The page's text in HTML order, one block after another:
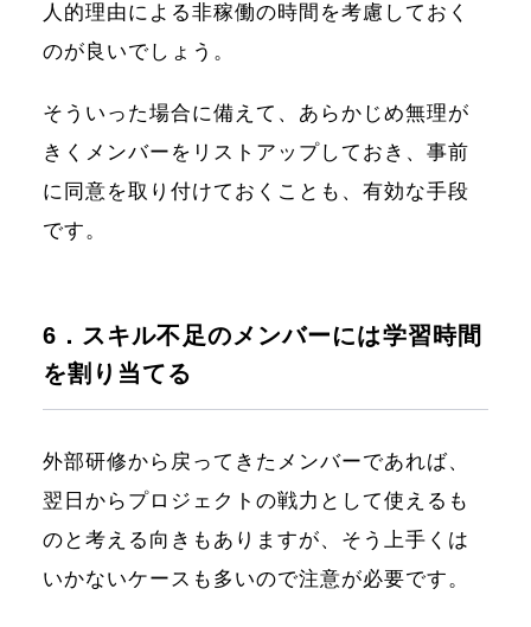
人的理由による非稼働の時間を考慮しておく
のが良いでしょう。
そういった場合に備えて、あらかじめ無理が
きくメンバーをリストアップしておき、事前
に同意を取り付けておくことも、有効な手段
です。
6．スキル不足のメンバーには学習時間
を割り当てる
外部研修から戻ってきたメンバーであれば、
翌日からプロジェクトの戦力として使えるも
のと考える向きもありますが、そう上手くは
いかないケースも多いので注意が必要です。